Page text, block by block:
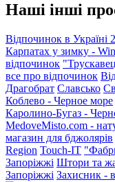
Наші інші
Відпочинок в Україні
Карпатах у зимку -
відпочинок
все про відпочинок
Драгобрат Славсько
Коблево - Черное море
Каролино-Бугаз -
MedoveMisto.com -
магазин для бджолярів
Region Touch-IT
Запоріжжі Штори та
Запоріжжі Захисник -